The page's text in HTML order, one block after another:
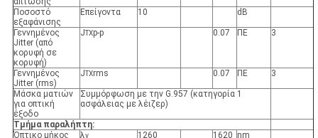
Ποσοστό
εξαφάνισης
Επείγοντα 10 dB
Γεννημένος
Jitter (από
κορυφή σε
κορυφή)
J TXp-p 0.07 ΠΕ 3
Γεννημένος
Jitter (rms)
J TXrms 0.07 ΠΕ 3
Μάσκα ματιών
για οπτική
έξοδο
Συμμόρφωση με την G.957 (κατηγορία 1
ασφάλειας με λέιζερ)
Τμήμα παραλήπτη:
Όπτικο μήκος
λγ 1260 1620 nm